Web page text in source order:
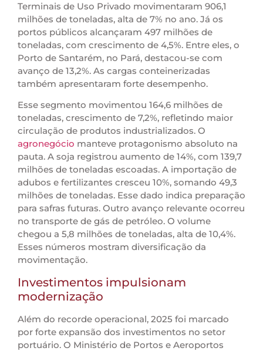
Terminais de Uso Privado movimentaram 906,1
milhões de toneladas, alta de 7% no ano. Já os
portos públicos alcançaram 497 milhões de
toneladas, com crescimento de 4,5%. Entre eles, o
Porto de Santarém, no Pará, destacou-se com
avanço de 13,2%. As cargas conteinerizadas
também apresentaram forte desempenho.
Esse segmento movimentou 164,6 milhões de
toneladas, crescimento de 7,2%, refletindo maior
circulação de produtos industrializados. O
agronegócio manteve protagonismo absoluto na
pauta. A soja registrou aumento de 14%, com 139,7
milhões de toneladas escoadas. A importação de
adubos e fertilizantes cresceu 10%, somando 49,3
milhões de toneladas. Esse dado indica preparação
para safras futuras. Outro avanço relevante ocorreu
no transporte de gás de petróleo. O volume
chegou a 5,8 milhões de toneladas, alta de 10,4%.
Esses números mostram diversificação da
movimentação.
Investimentos impulsionam
modernização
Além do recorde operacional, 2025 foi marcado
por forte expansão dos investimentos no setor
portuário. O Ministério de Portos e Aeroportos